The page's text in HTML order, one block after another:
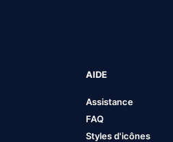
AIDE
Assistance
FAQ
Styles d'icônes